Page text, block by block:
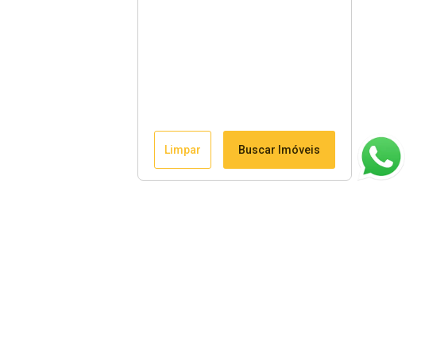
Limpar Buscar Imóveis